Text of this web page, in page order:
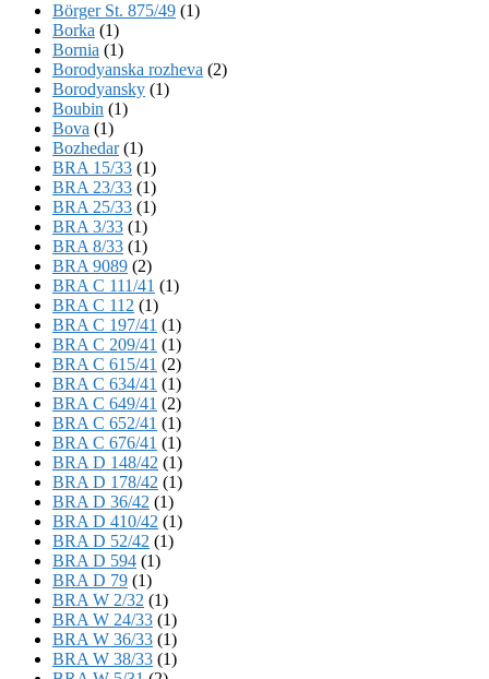
Börger St. 875/49 (1)
Borka (1)
Bornia (1)
Borodyanska rozheva (2)
Borodyansky (1)
Boubin (1)
Bova (1)
Bozhedar(1)
BRA 15/33 (1)
BRA 23/33 (1)
BRA 25/33 (1)
BRA 3/33 (1)
BRA 8/33 (1)
BRA 9089 (2)
BRA C 111/41 (1)
BRA C 112 (1)
BRA C 197/41 (1)
BRA C 209/41 (1)
BRA C 615/41 (2)
BRA C 634/41 (1)
BRA C 649/41 (2)
BRA C 652/41 (1)
BRA C 676/41 (1)
BRA D 148/42 (1)
BRA D 178/42 (1)
BRA D 36/42 (1)
BRA D 410/42 (1)
BRA D 52/42 (1)
BRA D 594 (1)
BRA D 79 (1)
BRA W 2/32 (1)
BRA W 24/33 (1)
BRA W 36/33 (1)
BRA W 38/33 (1)